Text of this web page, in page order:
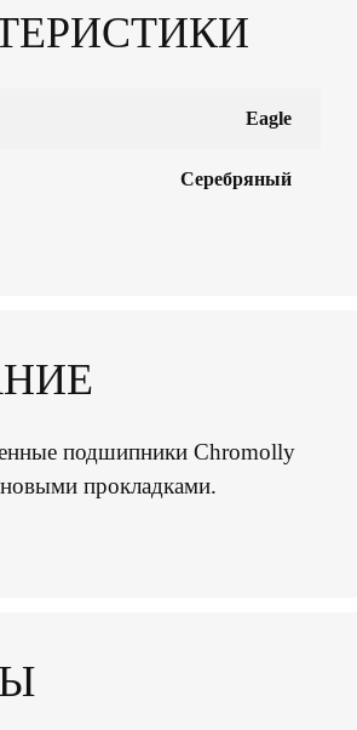
Eagle
Серебряный
подшипники Chromolly
прокладками.